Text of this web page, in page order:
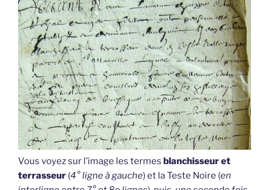
Vous voyez sur l’image les termes blanchisseur et
terrasseur (4° ligne à gauche) et la Teste Noire (en